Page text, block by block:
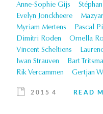
Anne-Sophie Gijs
Evelyn Jonckheere
Myriam Mertens
Pascal
Dimitri Roden
Ornella
Vincent Scheltiens
Iwan Strauven
Bart
Rik Vercammen
Gertjan
2015 4 READ